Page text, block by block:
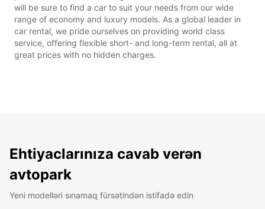
will be sure to find a car to suit your needs from our wide
range of economy and luxury models. As a global leader in
car rental, we pride ourselves on providing world class
service, offering flexible short- and long-term rental, all at
great prices with no hidden charges.
Ehtiyaclarınıza cavab verən
avtopark
Yeni modelləri sınamaq fürsətindən istifadə edin